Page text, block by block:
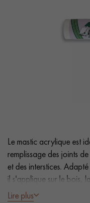
PARQUET VIEILLI
Nos
Le mastic acrylique est
remplissage des joints
et des interstices.
il s'applique sur le bois,
maçonnerie et le plâtre.
Lire plus